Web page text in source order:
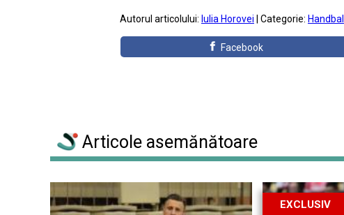
Autorul articolului: Iulia Horovei | Categorie: Handbal
Facebook
Articole asemănătoare
EXCLUSIV